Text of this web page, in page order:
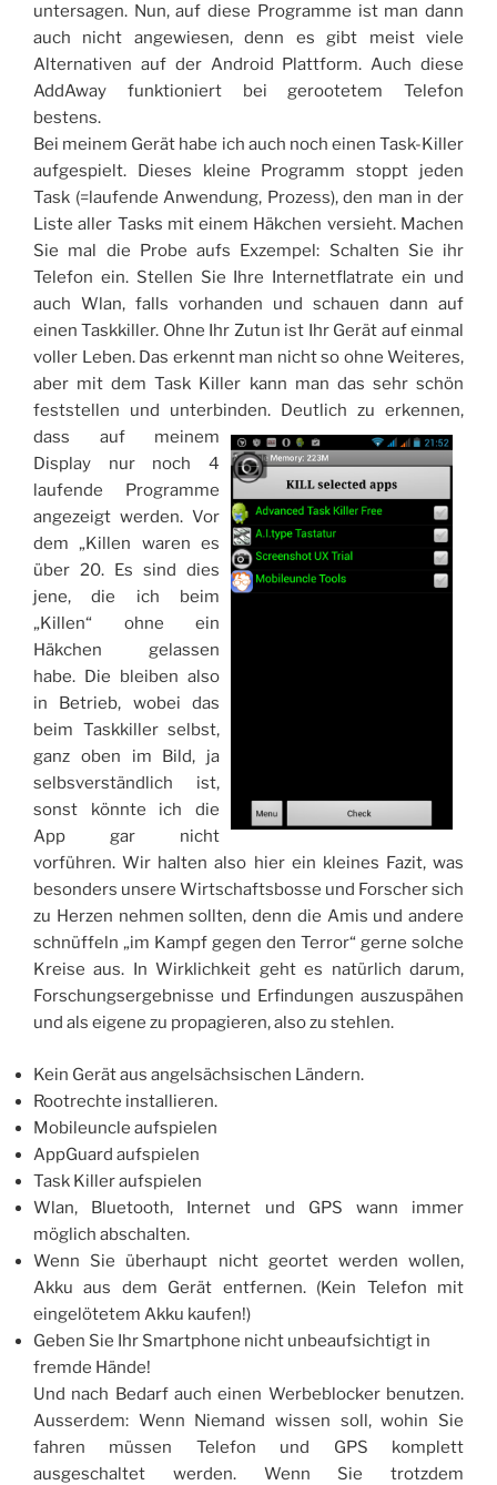
untersagen. Nun, auf diese Programme ist man dann
auch nicht angewiesen, denn es gibt meist viele
Alternativen auf der Android Plattform. Auch diese
AddAway funktioniert bei gerootetem Telefon
bestens.
Bei meinem Gerät habe ich auch noch einen Task-Killer
aufgespielt. Dieses kleine Programm stoppt jeden
Task (=laufende Anwendung, Prozess), den man in der
Liste aller Tasks mit einem Häkchen versieht. Machen
Sie mal die Probe aufs Exzempel: Schalten Sie ihr
Telefon ein. Stellen Sie Ihre Internetflatrate ein und
auch Wlan, falls vorhanden und schauen dann auf
einen Taskkiller. Ohne Ihr Zutun ist Ihr Gerät auf einmal
voller Leben. Das erkennt man nicht so ohne Weiteres,
aber mit dem Task Killer kann man das sehr schön
feststellen und unterbinden. Deutlich zu erkennen,
dass auf meinem
Display nur noch 4
laufende Programme
angezeigt werden. Vor
dem „Killen waren es
über 20. Es sind dies
jene, die ich beim
„Killen“ ohne ein
Häkchen gelassen
habe. Die bleiben also
in Betrieb, wobei das
beim Taskkiller selbst,
ganz oben im Bild, ja
selbsverständlich ist,
sonst könnte ich die
App gar nicht
vorführen. Wir halten also hier ein kleines Fazit, was
besonders unsere Wirtschaftsbosse und Forscher sich
zu Herzen nehmen sollten, denn die Amis und andere
schnüffeln „im Kampf gegen den Terror“ gerne solche
Kreise aus. In Wirklichkeit geht es natürlich darum,
Forschungsergebnisse und Erfindungen auszuspähen
und als eigene zu propagieren, also zu stehlen.
Kein Gerät aus angelsächsischen Ländern.
Rootrechte installieren.
Mobileuncle aufspielen
AppGuard aufspielen
Task Killer aufspielen
Wlan, Bluetooth, Internet und GPS wann immer
möglich abschalten.
Wenn Sie überhaupt nicht geortet werden wollen,
Akku aus dem Gerät entfernen. (Kein Telefon mit
eingelötetem Akku kaufen!)
Geben Sie Ihr Smartphone nicht unbeaufsichtigt in
fremde Hände!
Und nach Bedarf auch einen Werbeblocker benutzen.
Ausserdem: Wenn Niemand wissen soll, wohin Sie
fahren müssen Telefon und GPS komplett
ausgeschaltet werden. Wenn Sie trotzdem